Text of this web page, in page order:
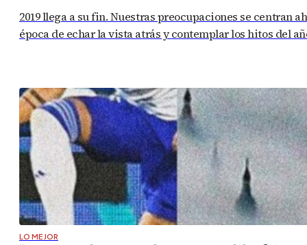
2019 llega a su fin. Nuestras preocupaciones se centran
época de echar la vista atrás y contemplar los hitos del
LO MEJOR